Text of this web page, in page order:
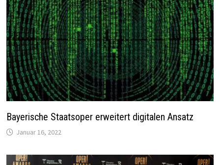
Bayerische Staatsoper erweitert digitalen Ansatz
Januar 16, 2022